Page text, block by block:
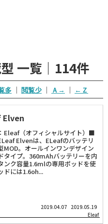
一覧｜114件
｜ ｜ ｜
Elven
Eleaf（オフィシャルサイト）■
Elvenは、ELeafのバッテリ
MOD。オールインワンデザイン
タイプ。360mAhバッテリーを内
ンク容量1.6mlの専用ポッドを使
ドには1.6oh...
2019.04.07
2019.05.19
Eleaf